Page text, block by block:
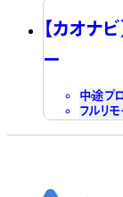
【カオナ
ー
中途プ
フルリ